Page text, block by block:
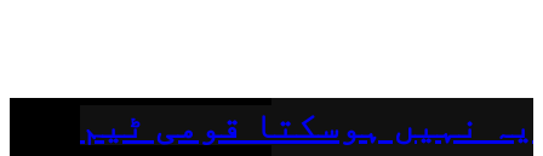
یہ نہیں ہوسکتا قومی ٹیم